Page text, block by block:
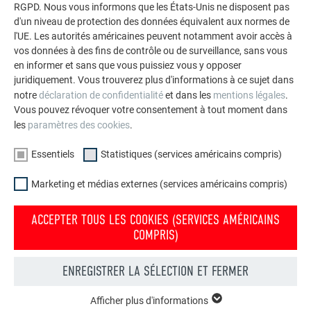
ARTISAN :
CMG49, Jérôme Guilloteau
49120 La Tourlandry
cmg@cmg49.fr
– 06 12 68 03 61
ARCHITECTE :
BEE Architecture
beearchi@icloud.com
RGPD. Nous vous informons que les États-Unis ne disposent pas
d'un niveau de protection des données équivalent aux normes de
l'UE. Les autorités américaines peuvent notamment avoir accès à
vos données à des fins de contrôle ou de surveillance, sans vous
en informer et sans que vous puissiez vous y opposer
juridiquement. Vous trouverez plus d'informations à ce sujet dans
notredéclaration de confidentialitéet dans les mentions légales.
Vous pouvez révoquer votre consentement à tout moment dans
les paramètres des cookies.
Essentiels Statistiques (services américains compris)
Marketing et médias externes (services américains compris)
ACCEPTER TOUS LES COOKIES (SERVICES AMÉRICAINS
COMPRIS)
ENREGISTRER LA SÉLECTION ET FERMER
Afficher plus d'informations